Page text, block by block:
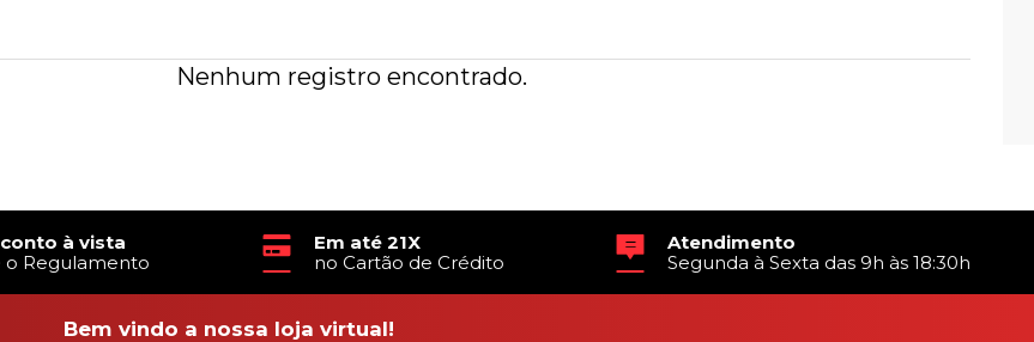
Nenhum registro encontrado.
à vista
o Regulamento
Em até 21X
no Cartão de Crédito
Atendimento
Segunda à Sexta das 9h às 18:30h
Bem vindo a nossa loja virtual!